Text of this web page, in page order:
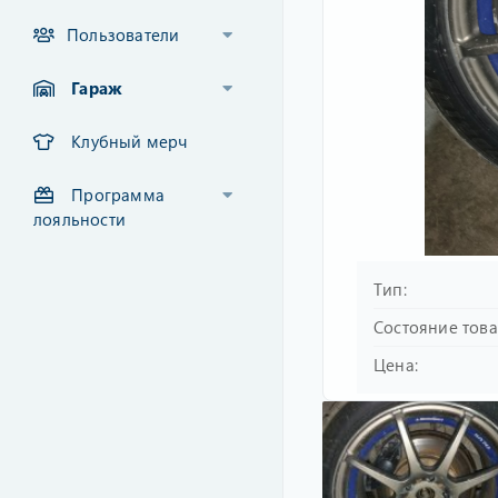
Пользователи
Гараж
Клубный мерч
Программа
лояльности
Тип
Состояние
Цена